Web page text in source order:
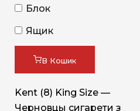
Блок
Ящик
В Кошик
Kent (8) King Size —
Черновцы сигарети з